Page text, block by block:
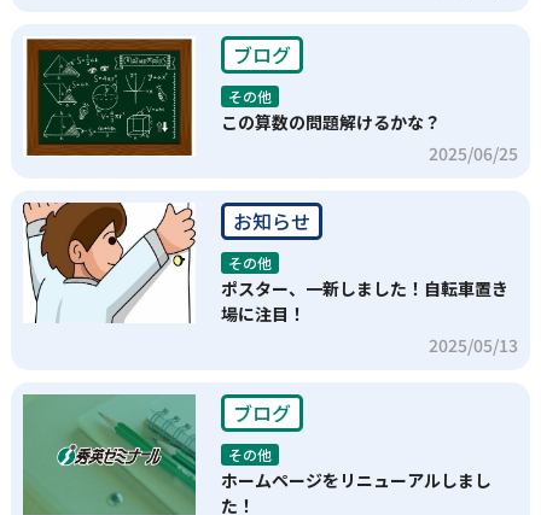
ブログ
その他
この算数の問題解けるかな？
2025/06/25
お知らせ
その他
ポスター、一新しました！自転車置き
場に注目！
2025/05/13
ブログ
その他
ホームページをリニューアルしまし
た！